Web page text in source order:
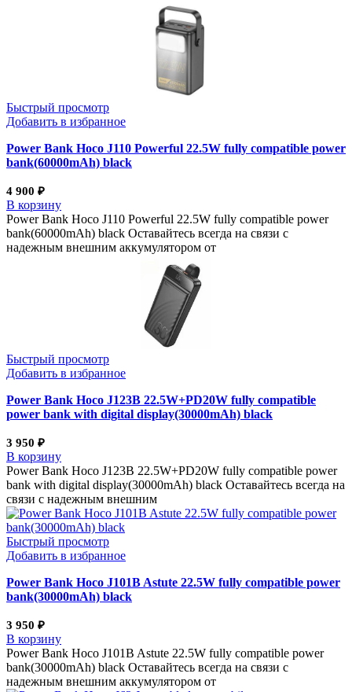
Быстрый просмотр
Добавить в избранное
Power Bank Hoco J110 Powerful 22.5W fully compatible power
bank(60000mAh) black
4 900 ₽
В корзину
Power Bank Hoco J110 Powerful 22.5W fully compatible power
bank(60000mAh) black Оставайтесь всегда на связи с
надежным внешним аккумулятором от
Быстрый просмотр
Добавить в избранное
Power Bank Hoco J123B 22.5W+PD20W fully compatible
power bank with digital display(30000mAh) black
3 950 ₽
В корзину
Power Bank Hoco J123B 22.5W+PD20W fully compatible power
bank with digital display(30000mAh) black Оставайтесь всегда на
связи с надежным внешним
Быстрый просмотр
Добавить в избранное
Power Bank Hoco J101B Astute 22.5W fully compatible power
bank(30000mAh) black
3 950 ₽
В корзину
Power Bank Hoco J101B Astute 22.5W fully compatible power
bank(30000mAh) black Оставайтесь всегда на связи с
надежным внешним аккумулятором от